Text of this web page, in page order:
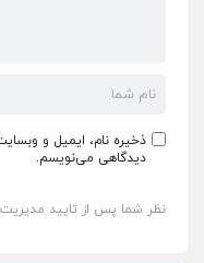
ذخیره نام، ایمیل و
دیدگاهی می‌نویسم.
نظر شما پس از تایید